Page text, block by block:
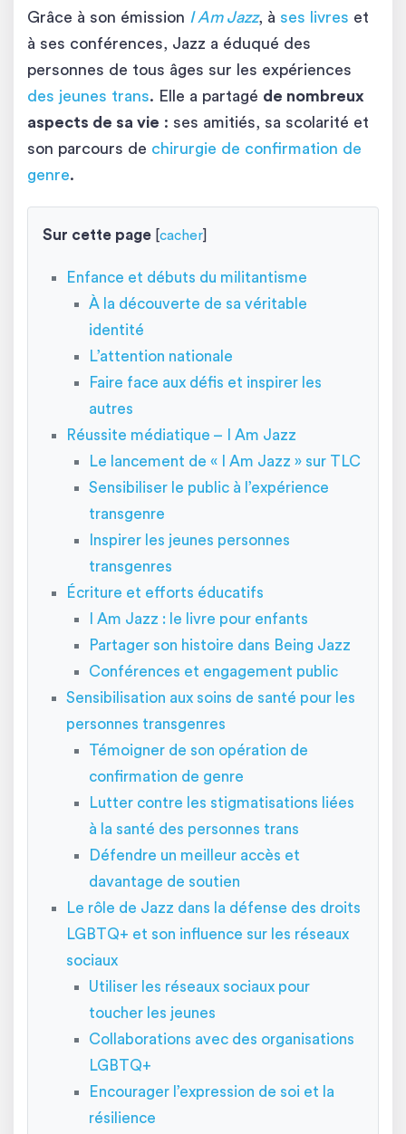
Grâce à son émission I Am Jazz, à ses livres et
à ses conférences, Jazz a éduqué des
personnes de tous âges sur les expériences
des jeunes trans. Elle a partagé de nombreux
aspects de sa vie : ses amitiés, sa scolarité et
son parcours de chirurgie de confirmation de
genre.
Sur cette page cacher
Enfance et débuts du militantisme
À la découverte de sa véritable
identité
L’attention nationale
Faire face aux défis et inspirer les
autres
Réussite médiatique – I Am Jazz
Le lancement de « I Am Jazz » sur TLC
Sensibiliser le public à l’expérience
transgenre
Inspirer les jeunes personnes
transgenres
Écriture et efforts éducatifs
I Am Jazz : le livre pour enfants
Partager son histoire dans Being Jazz
Conférences et engagement public
Sensibilisation aux soins de santé pour les
personnes transgenres
Témoigner de son opération de
confirmation de genre
Lutter contre les stigmatisations liées
à la santé des personnes trans
Défendre un meilleur accès et
davantage de soutien
Le rôle de Jazz dans la défense des droits
LGBTQ+ et son influence sur les réseaux
sociaux
Utiliser les réseaux sociaux pour
toucher les jeunes
Collaborations avec des organisations
LGBTQ+
Encourager l’expression de soi et la
résilience